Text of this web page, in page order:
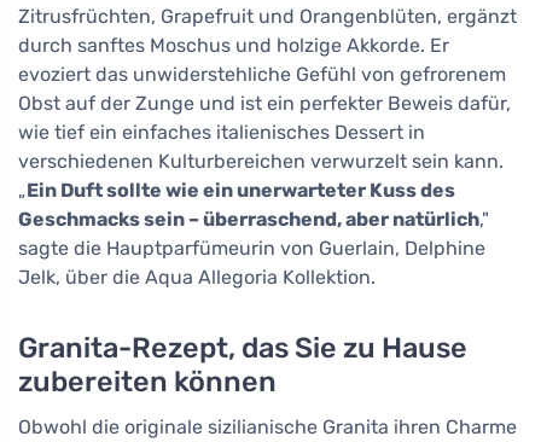
Zitrusfrüchten, Grapefruit und Orangenblüten, ergänzt
durch sanftes Moschus und holzige Akkorde. Er
evoziert das unwiderstehliche Gefühl von gefrorenem
Obst auf der Zunge und ist ein perfekter Beweis dafür,
wie tief ein einfaches italienisches Dessert in
verschiedenen Kulturbereichen verwurzelt sein kann.
„Ein Duft sollte wie ein unerwarteter Kuss des
Geschmacks sein – überraschend, aber natürlich,"
sagte die Hauptparfümeurin von Guerlain, Delphine
Jelk, über die Aqua Allegoria Kollektion.
Granita-Rezept, das Sie zu Hause
zubereiten können
Obwohl die originale sizilianische Granita ihren Charme